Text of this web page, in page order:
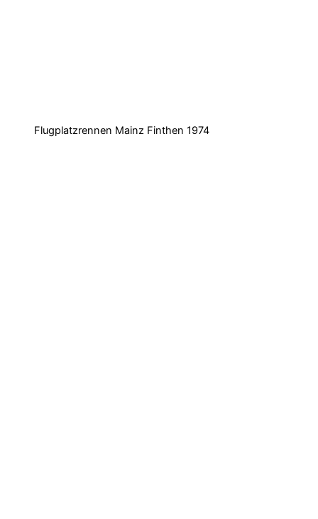
Flugplatzrennen Mainz Finthen 1974